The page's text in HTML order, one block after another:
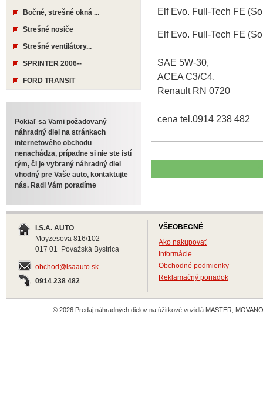
Elf Evo. Full-Tech FE
Elf Evo. Full-Tech FE
SAE 5W-30,
ACEA C3/C4,
Renault RN 0720
cena tel.0914 238 482
Bočné, strešné okná ...
Strešné nosiče
Strešné ventilátory...
SPRINTER 2006--
FORD TRANSIT
Pokiaľ sa Vami požadovaný
náhradný diel na stránkach
internetového obchodu
nenachádza, prípadne si nie ste istí
tým, či je vybraný náhradný diel
vhodný pre Vaše auto, kontaktujte
nás. Radi Vám poradíme
I.S.A. AUTO
Moyzesova 816/102
017 01 Považská Bystrica
obchod@isaauto.sk
0914 238 482
VŠEOBECNÉ
Ako nakupovať
Informácie
Obchodné podmienky
Reklamačný poriadok
© 2026 Predaj náhradných dielov na úžitkové vozidlá MASTER,